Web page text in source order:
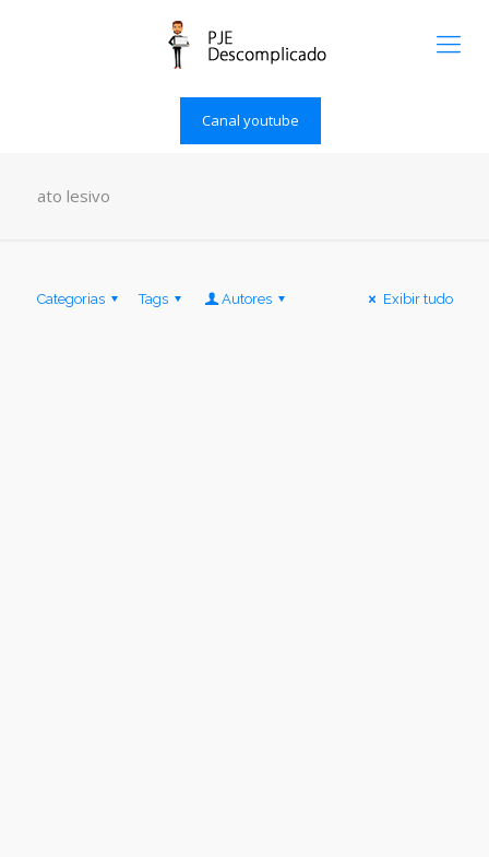
Canal youtube
ato lesivo
Categorias Tags Autores Exibir tudo